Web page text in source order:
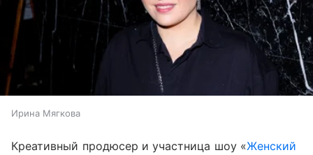
Ирина Мягкова
Креативный продюсер и участница шоу «Женский